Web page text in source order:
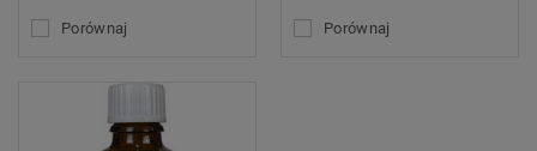
Porównaj Porównaj